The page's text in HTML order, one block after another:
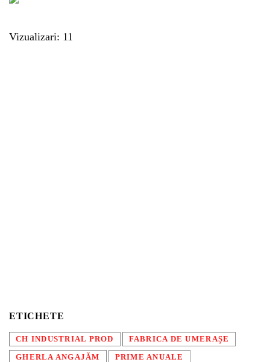
Vizualizari: 11
ETICHETE
CH INDUSTRIAL PROD FABRICA DE UMERAȘE
GHERLA ANGAJĂM PRIME ANUALE